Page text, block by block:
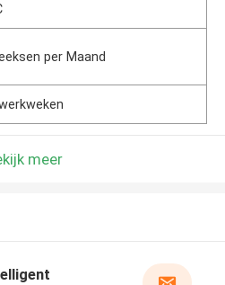
per Maand
meer